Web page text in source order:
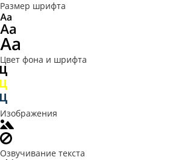
Размер шрифта
Цвет фона и шрифта
Изображения
Озвучивание текста